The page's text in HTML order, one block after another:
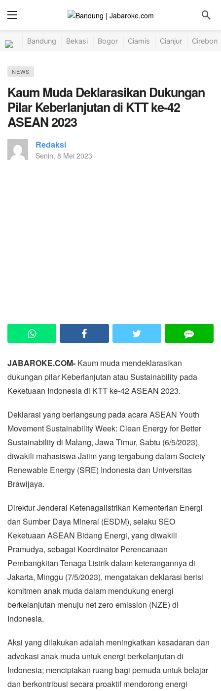
Bandung Bekasi Bogor Ciamis Cianjur Cirebon
NEWS
Kaum Muda Deklarasikan Dukungan
Pilar Keberlanjutan di KTT ke-42
ASEAN 2023
Redaksi
Senin, 8 Mei 2023
JABAROKE.COM- Kaum muda mendeklarasikan
dukungan pilar Keberlanjutan atau Sustainability pada
Keketuaan Indonesia di KTT ke-42 ASEAN 2023.
Deklarasi yang berlangsung pada acara ASEAN Youth
Movement Sustainability Week: Clean Energy for Better
Sustainability di Malang, Jawa Timur, Sabtu (6/5/2023),
diwakili mahasiswa Jatim yang tergabung dalam Society
Renewable Energy (SRE) Indonesia dan Universitas
Brawijaya.
Direktur Jenderal Ketenagalistrikan Kementerian Energi
dan Sumber Daya Mineral (ESDM), selaku SEO
Keketuaan ASEAN Bidang Energi, yang diwakili
Pramudya, sebagai Koordinator Perencanaan
Pembangkitan Tenaga Listrik dalam keterangannya di
Jakarta, Minggu (7/5/2023), mengatakan deklarasi berisi
komitmen anak muda dalam mendukung energi
berkelanjutan menuju net zero emission (NZE) di
Indonesia.
Aksi yang dilakukan adalah meningkatkan kesadaran dan
advokasi anak muda untuk energi berkelanjutan di
Indonesia; menciptakan ruang bagi pemuda untuk belajar
dan berkontribusi secara proaktif mendorong energi